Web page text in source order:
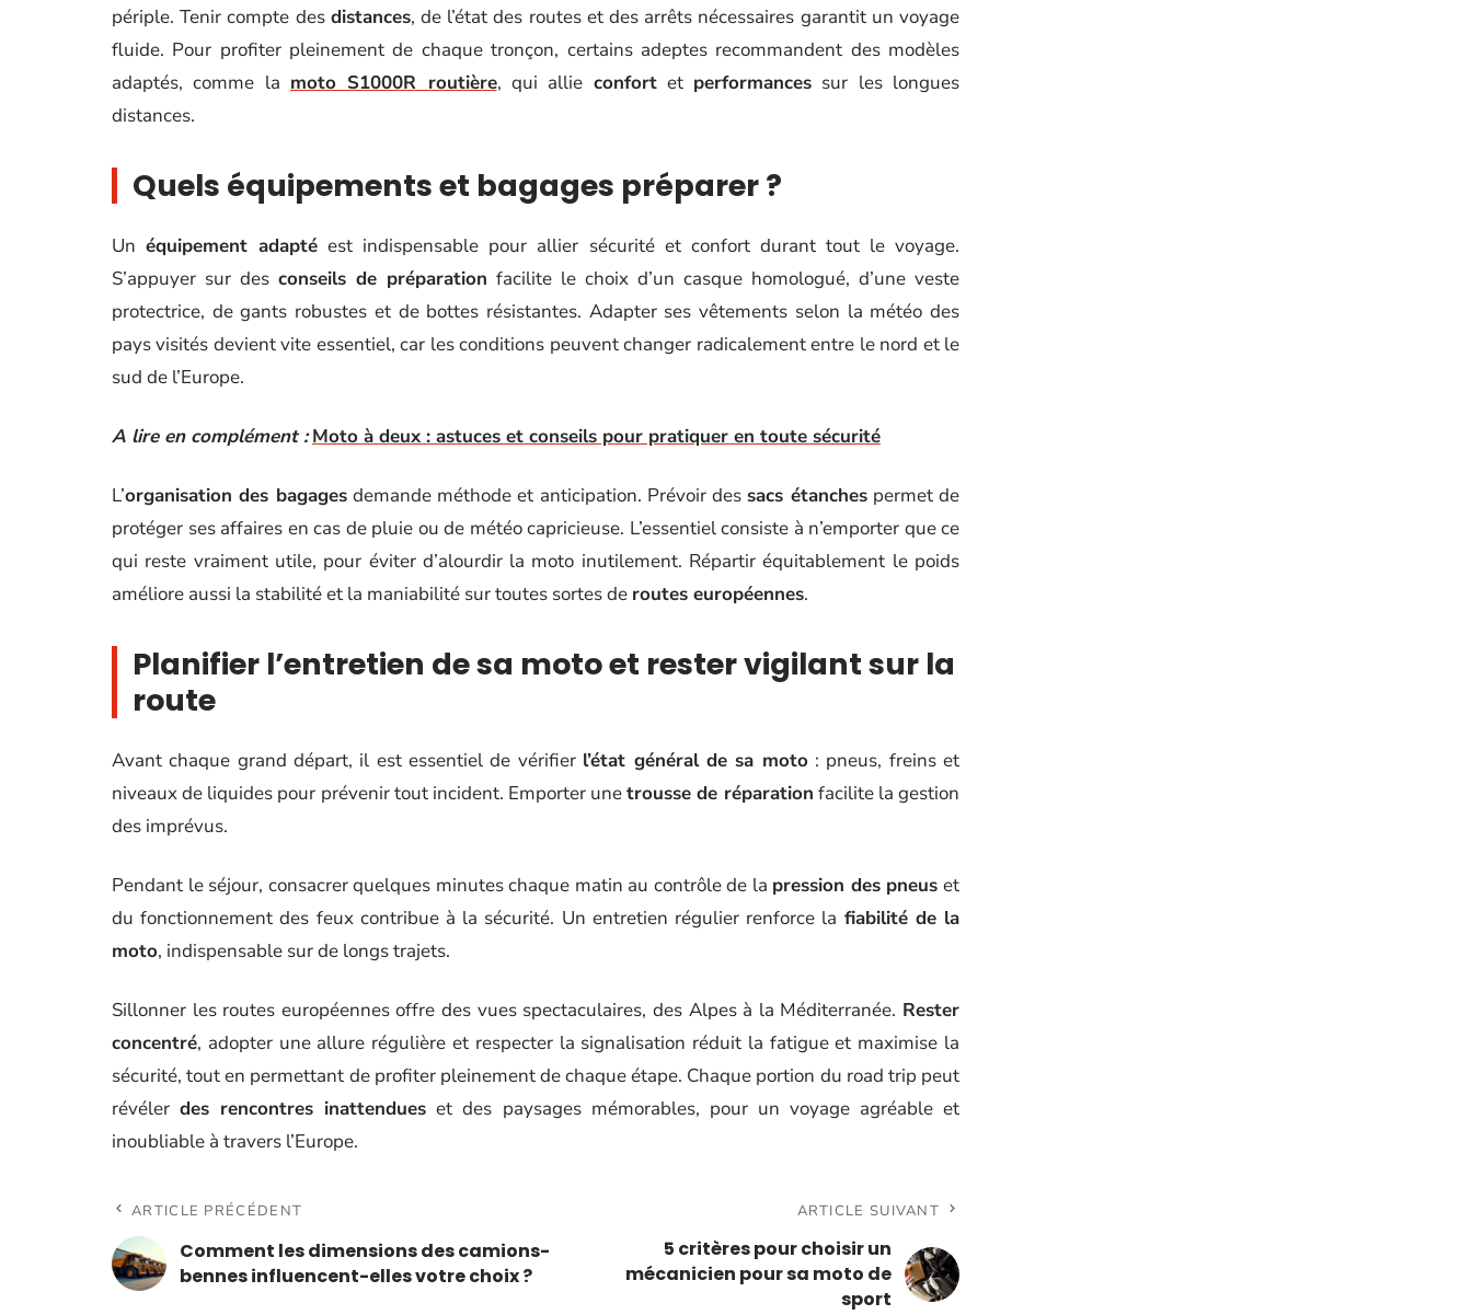
périple. Tenir compte des distances, de l’état des routes et des arrêts nécessaires garantit un voyage
fluide. Pour profiter pleinement de chaque tronçon, certains adeptes recommandent des modèles
adaptés, comme la moto S1000R routière, qui allie confortet performances sur les longues
distances.
Quels équipements et bagages préparer ?
Unéquipement adapté est indispensable pour allier sécurité et confort durant tout le voyage.
S’appuyer sur des conseils de préparation facilite le choix d’un casque homologué, d’une veste
protectrice, de gants robustes et de bottes résistantes. Adapter ses vêtements selon la météo des
pays visités devient vite essentiel, car les conditions peuvent changer radicalement entre le nord et le
sud de l’Europe.
A lire en complément : Moto à deux : astuces et conseils pour pratiquer en toute sécurité
L’organisation des bagagesdemande méthode et anticipation. Prévoir des sacs étanchespermet de
protéger ses affaires en cas de pluie ou de météo capricieuse. L’essentiel consiste à n’emporter que ce
qui reste vraiment utile, pour éviter d’alourdir la moto inutilement. Répartir équitablement le poids
améliore aussi la stabilité et la maniabilité sur toutes sortes de routes européennes.
Planifier l’entretien de sa moto et rester vigilant sur la
route
Avant chaque grand départ, il est essentiel de vérifier l’état général de sa moto : pneus, freins et
niveaux de liquides pour prévenir tout incident. Emporter unetrousse de réparation facilite la gestion
des imprévus.
Pendant le séjour, consacrer quelques minutes chaque matin au contrôle de la pression des pneus et
du fonctionnement des feux contribue à la sécurité. Un entretien régulier renforce la fiabilité de la
moto, indispensable sur de longs trajets.
Sillonner les routes européennes offre des vues spectaculaires, des Alpes à la Méditerranée. Rester
concentré, adopter une allure régulière et respecter la signalisation réduit la fatigue et maximise la
sécurité, tout en permettant de profiter pleinement de chaque étape. Chaque portion du road trip peut
révélerdes rencontres inattendues et des paysages mémorables, pour un voyage agréable et
inoubliable à travers l’Europe.
ARTICLE PRÉCÉDENT
Comment les dimensions des camions-
bennes influencent-elles votre choix ?
ARTICLE SUIVANT
5 critères pour choisir un
mécanicien pour sa moto de
sport